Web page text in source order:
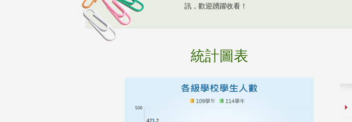
訊，歡迎踴躍收看！
統計圖表